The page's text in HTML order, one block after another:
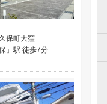
保町大窪
」駅 徒歩7分